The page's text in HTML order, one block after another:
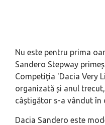
Nu este pentru prima
Sandero Stepway
Competiția 'Dacia Very
organizată și anul
câștigător s-a vândut în
Dacia Sandero este